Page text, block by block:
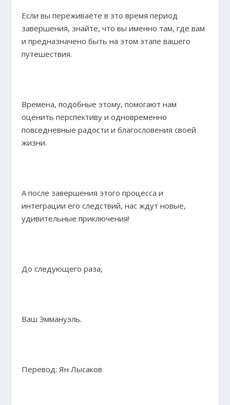
Если вы переживаете в это время период
завершения, знайте, что вы именно там, где вам
и предназначено быть на этом этапе вашего
путешествия.
Времена, подобные этому, помогают нам
оценить перспективу и одновременно
повседневные радости и благословения своей
жизни.
А после завершения этого процесса и
интеграции его следствий, нас ждут новые,
удивительные приключения!
До следующего раза,
Ваш Эммануэль.
Перевод: Ян Лысаков